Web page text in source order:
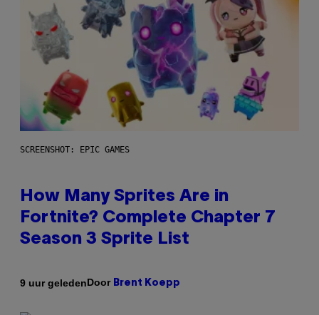
SCREENSHOT: EPIC GAMES
How Many Sprites Are in
Fortnite? Complete Chapter 7
Season 3 Sprite List
9 uur geledenDoor Brent Koepp